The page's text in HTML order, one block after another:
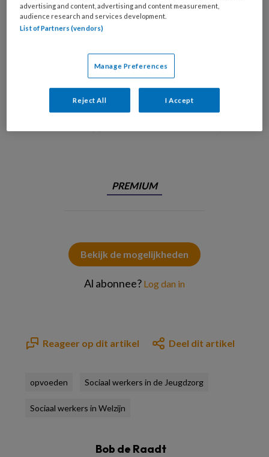
PREMIUM
Bekijk de mogelijkheden
Al abonnee? Log dan in
Reageer op dit artikel Deel dit artikel
opvoeden Sociaal werkers in de Jeugdzorg
Sociaal werkers in Welzijn
Bob de Raadt
advertising and content, advertising and content measurement,
audience research and services development.
List of Partners (vendors)
Manage Preferences
Reject All I Accept